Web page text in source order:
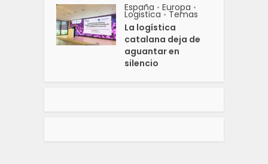
España • Europa •
Logistica • Temas
La logística
catalana deja de
aguantar en
silencio